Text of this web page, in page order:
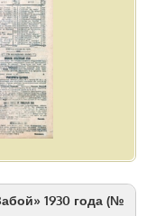
1930 года (№